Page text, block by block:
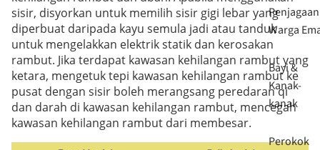
Penjagaan
Warga
Bayi &
Kanak-
kanak
Perokok
sisir, disyorkan untuk memilih sisir gigi lebar yang
diperbuat daripada kayu semula jadi atau tanduk
untuk mengelakkan elektrik statik dan kerosakan
rambut. Jika terdapat kawasan kehilangan rambut yang
ketara, mengetuk tepi kawasan kehilangan rambut ke
pusat dengan sisir boleh merangsang peredaran qi
dan darah di kawasan kehilangan rambut, mencegah
kawasan kehilangan rambut dari membesar.